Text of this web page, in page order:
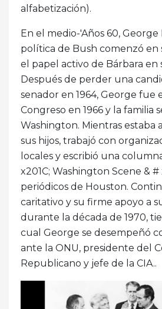
alfabetización).
En el medio-'Años 60, George
política de Bush comenzó en
el papel activo de Bárbara en
Después de perder una
senador en 1964, George fue
Congreso en 1966 y la familia
Washington. Mientras estaba
sus hijos, trabajó con
locales y escribió una
x201C; Washington Scene & #
periódicos de Houston.
caritativo y su firme apoyo a
durante la década de 1970,
cual George se desempeñó
ante la ONU, presidente del
Republicano y jefe de la CIA..